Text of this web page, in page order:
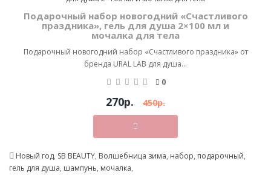
Подарочный набор новогодний «Счастливого
праздника», гель для душа 2×100 мл и
мочалка для тела
Подарочный новогодний набор «Счастливого праздника» от
бренда URAL LAB для душа...
0
270р. 450р.
Новый год, SB BEAUTY, Волшебница зима, набор, подарочный,
гель для душа, шампунь, мочалка,